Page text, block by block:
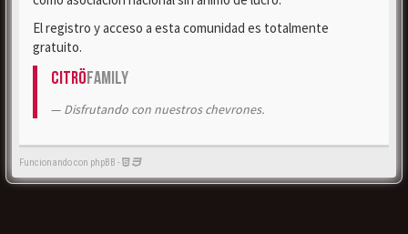
El registro y acceso a esta comunidad es totalmente
gratuito.
CitröFamily
Disfrutando con nuestros chevrones.
Funcionando con phpBB -